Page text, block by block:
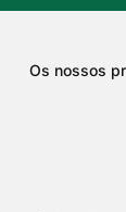
Os nossos